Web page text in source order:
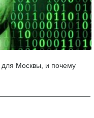
Москвы, и почему